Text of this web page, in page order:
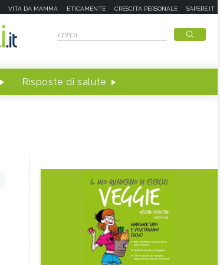
VITA DA MAMMA ETICAMENTE CRESCITA PERSONALE SAPERE.IT
Risposte di salute